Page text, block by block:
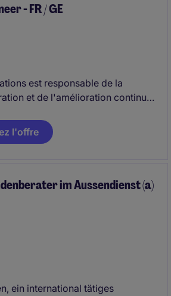
- FR / GE
est responsable de la
et de l'amélioration continue
l'offre
im Aussendienst (a)
ein international tätiges